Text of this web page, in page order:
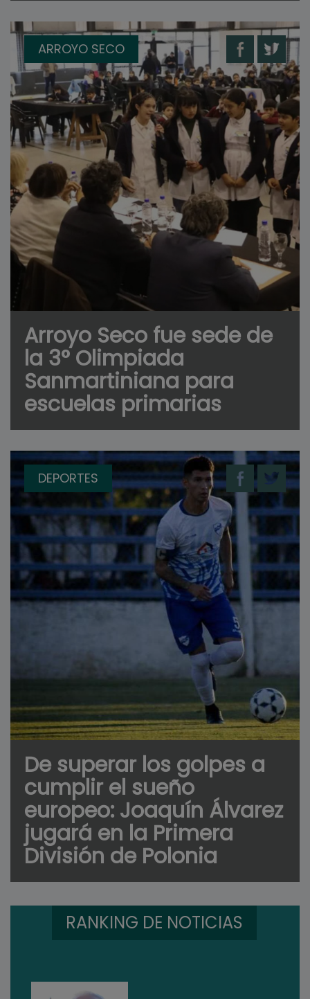
ARROYO SECO
Arroyo Seco fue sede de
la 3° Olimpiada
Sanmartiniana para
escuelas primarias
DEPORTES
De superar los golpes a
cumplir el sueño
europeo: Joaquín Álvarez
jugará en la Primera
División de Polonia
RANKING DE NOTICIAS